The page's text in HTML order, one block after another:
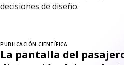
decisiones de diseño.
PUBLICACIÓN CIENTÍFICA
La pantalla del